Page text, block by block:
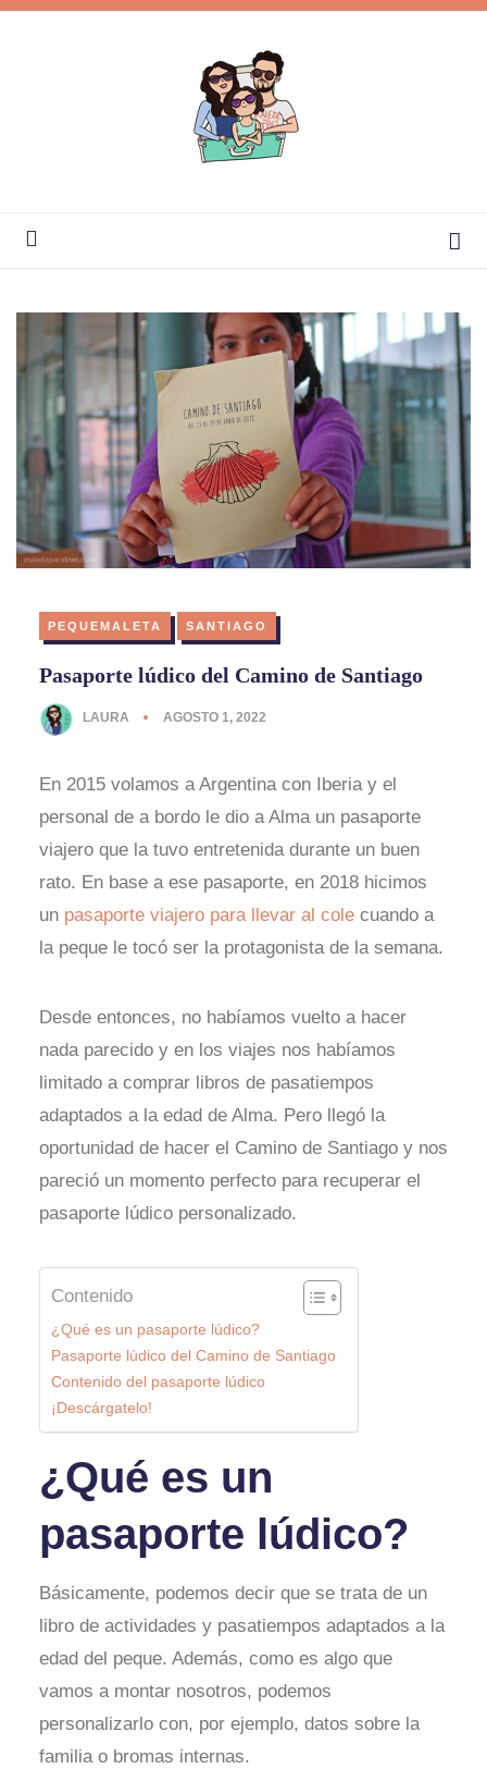
PEQUEMALETA SANTIAGO
Pasaporte lúdico del Camino de Santiago
LAURA AGOSTO 1, 2022
En 2015 volamos a Argentina con Iberia y el
personal de a bordo le dio a Alma un pasaporte
viajero que la tuvo entretenida durante un buen
rato. En base a ese pasaporte, en 2018 hicimos
un pasaporte viajero para llevar al colecuando a
la peque le tocó ser la protagonista de la semana.
Desde entonces, no habíamos vuelto a hacer
nada parecido y en los viajes nos habíamos
limitado a comprar libros de pasatiempos
adaptados a la edad de Alma. Pero llegó la
oportunidad de hacer el Camino de Santiago y nos
pareció un momento perfecto para recuperar el
pasaporte lúdico personalizado.
Contenido
¿Qué es un pasaporte lúdico?
Pasaporte lúdico del Camino de Santiago
Contenido del pasaporte lúdico
¡Descárgatelo!
¿Qué es un
pasaporte lúdico?
Básicamente, podemos decir que se trata de un
libro de actividades y pasatiempos adaptados a la
edad del peque. Además, como es algo que
vamos a montar nosotros, podemos
personalizarlo con, por ejemplo, datos sobre la
familia o bromas internas.